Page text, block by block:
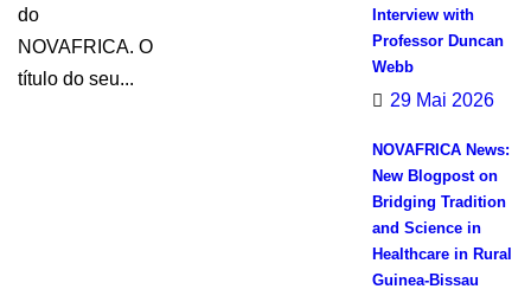
do
NOVAFRICA. O
título do seu...
Interview with
Professor Duncan
Webb
29 Mai 2026
NOVAFRICA News:
New Blogpost on
Bridging Tradition
and Science in
Healthcare in Rural
Guinea-Bissau